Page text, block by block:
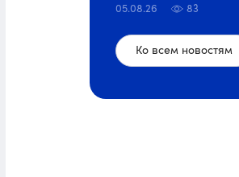
05.08.26 83
Ко всем новостям